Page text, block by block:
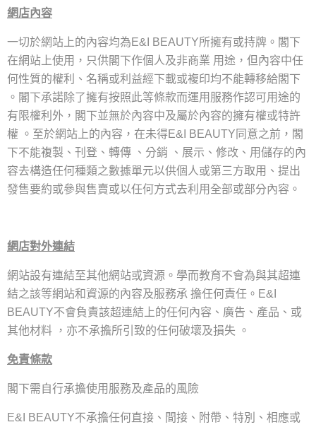
網店內容
一切於網站上的內容均為 E&I BEAUTY所擁有或持牌。閣下
在網站上使用 ， 只供閣下作個人及非商業 用途 ， 但內容中任
何性質的權利 、 名稱或利益經下載或複印均不能轉移給閣下
。 閣下承諾除了擁有按照此等條款而運用服務作認可用途的
有限權利外 ， 閣下並無於內容中及屬於內容的擁有權或特許
權 。 至於網站上的內容 ， 在未得E&I BEAUTY同意之前 ， 閣
下不能複製 、 刊登 、 轉傳 、 分銷 、 展示 、 修改 、 用儲存的內
容去構造任何種類之數據單元以供個人或第三方取用 、 提出
發售要約或參與售賣或以任何方式去利用全部或部分內容。
網店對外連結
網站設有連結至其他網站或資源 。學而教育不會為與其超連
結之該等網站和資源的內容及服務承擔任何責任 。 E&I
BEAUTY不會負責該超連結上的任何內容 、 廣告 、 產品 、 或
其他材料 ， 亦不承擔所引致的任何破壞及損失 。
免責條款
閣下需自行承擔使用服務及產品的風險
E&I BEAUTY不承擔任何直接 、 間接 、 附帶 、 特別 、 相應或